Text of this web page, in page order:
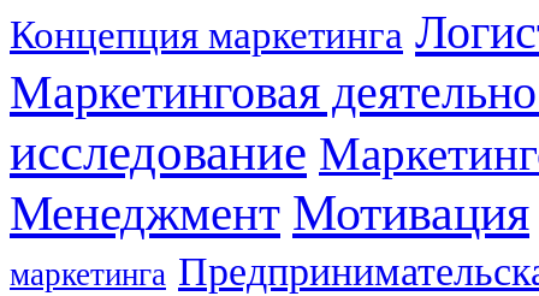
Концепция маркетинга
Маркетинговая
исследование
Менеджмент Мотивация
маркетинга